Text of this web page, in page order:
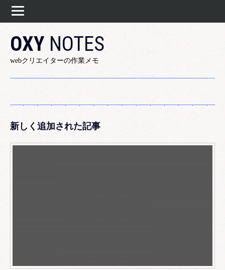
OXY NOTES
webクリエイターの作業メモ
新しく追加された記事